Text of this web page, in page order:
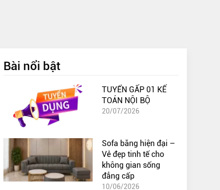
Bài nổi bật
TUYỂN GẤP 01 KẾ
TOÁN NỘI BỘ
20/07/2026
Sofa băng hiện đại –
Vẻ đẹp tinh tế cho
không gian sống
đẳng cấp
10/06/2026